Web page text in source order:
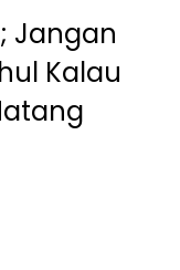
Jangan
Kalau